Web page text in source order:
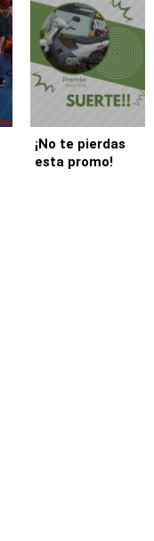
¡No te pierdas
esta promo!